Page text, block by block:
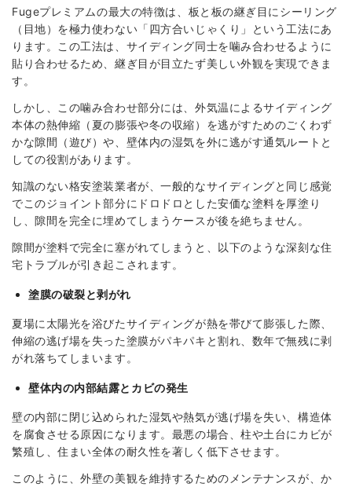
Fugeプレミアムの最大の特徴は、板と板の継ぎ目にシーリング
（目地）を極力使わない「四方合いじゃくり」という工法にあ
ります。この工法は、サイディング同士を噛み合わせるように
貼り合わせるため、継ぎ目が目立たず美しい外観を実現できま
す。
しかし、この噛み合わせ部分には、外気温によるサイディング
本体の熱伸縮（夏の膨張や冬の収縮）を逃がすためのごくわず
かな隙間（遊び）や、壁体内の湿気を外に逃がす通気ルートと
しての役割があります。
知識のない格安塗装業者が、一般的なサイディングと同じ感覚
でこのジョイント部分にドロドロとした安価な塗料を厚塗り
し、隙間を完全に埋めてしまうケースが後を絶ちません。
隙間が塗料で完全に塞がれてしまうと、以下のような深刻な住
宅トラブルが引き起こされます。
塗膜の破裂と剥がれ
夏場に太陽光を浴びたサイディングが熱を帯びて膨張した際、
伸縮の逃げ場を失った塗膜がパキパキと割れ、数年で無残に剥
がれ落ちてしまいます。
壁体内の内部結露とカビの発生
壁の内部に閉じ込められた湿気や熱気が逃げ場を失い、構造体
を腐食させる原因になります。最悪の場合、柱や土台にカビが
繁殖し、住まい全体の耐久性を著しく低下させます。
このように、外壁の美観を維持するためのメンテナンスが、か